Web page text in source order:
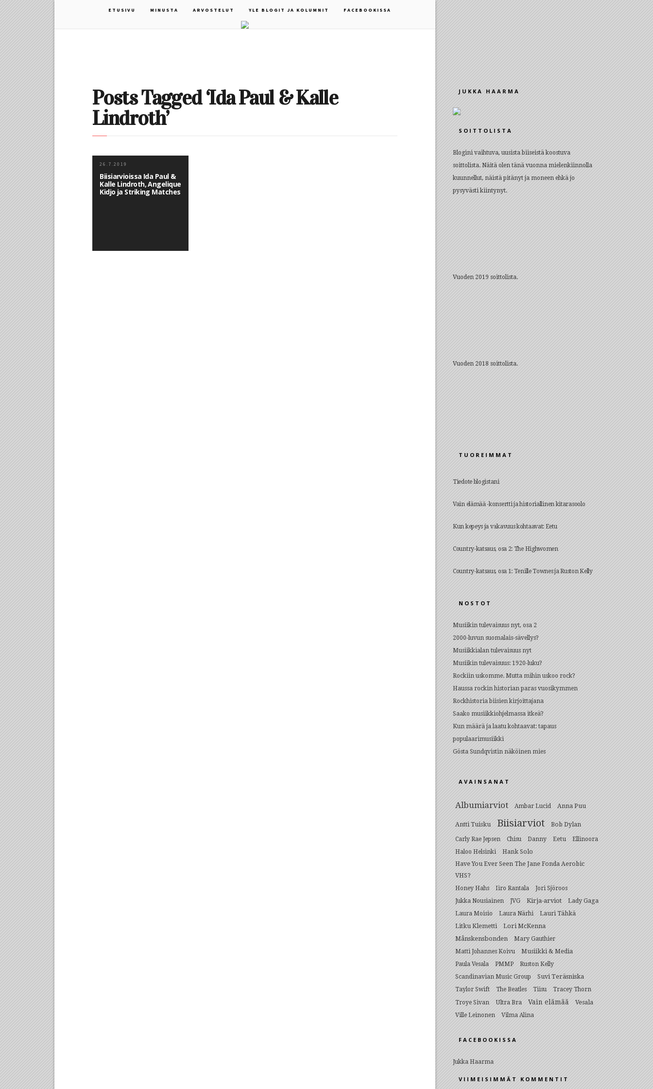
ETUSIVU MINUSTA ARVOSTELUT YLE BLOGIT JA KOLUMNIT FACEBOOKISSA
Posts Tagged ‘Ida Paul & Kalle
Lindroth’
26.7.2019
Biisiarvioissa Ida Paul &
Kalle Lindroth, Angelique
Kidjo ja Striking Matches
JUKKA HAARMA
SOITTOLISTA
Blogini vaihtuva, uusista biiseistä koostuva
soittolista. Näitä olen tänä vuonna mielenkiinnolla
kuunnellut, näistä pitänyt ja moneen ehkä jo
pysyvästi kiintynyt.
Vuoden 2019 soittolista.
Vuoden 2018 soittolista.
TUOREIMMAT
Tiedote blogistani
Vain elämää -konsertti ja historiallinen kitarasoolo
Kun kepeys ja vakavuus kohtaavat: Eetu
Country-katsaus, osa 2: The Highwomen
Country-katsaus, osa 1: Tenille Townes ja Ruston Kelly
NOSTOT
Musiikin tulevaisuus nyt, osa 2
2000-luvun suomalais-sävellys?
Musiikkialan tulevaisuus nyt
Musiikin tulevaisuus: 1920-luku?
Rockiin uskomme. Mutta mihin uskoo rock?
Haussa rockin historian paras vuosikymmen
Rockhistoria biisien kirjoittajana
Saako musiikkiohjelmassa itkeä?
Kun määrä ja laatu kohtaavat: tapaus
populaarimusiikki
Gösta Sundqvistin näköinen mies
AVAINSANAT
Albumiarviot Ambar Lucid Anna Puu
Antti Tuisku Biisiarviot Bob Dylan
Carly Rae Jepsen Chisu Danny Eetu
Ellinoora
Haloo Helsinki
Hank Solo
Have You Ever Seen The Jane Fonda Aerobic
VHS?
Honey Hahs Iiro Rantala
Jori Sjöroos
Jukka Nousiainen
JVG Kirja-arviot Lady Gaga
Laura Moisio Laura Närhi
Lauri Tähkä
Litku Klemetti
Lori McKenna
Månskensbonden
Mary Gauthier
Matti Johannes Koivu
Musiikki & Media
Paula Vesala PMMP
Ruston Kelly
Scandinavian Music Group
Suvi Teräsniska
Taylor Swift The Beatles Tiisu
Tracey Thorn
Troye Sivan
Ultra Bra Vain elämää Vesala
Ville Leinonen Vilma Alina
FACEBOOKISSA
Jukka Haarma
VIIMEISIMMÄT KOMMENTIT